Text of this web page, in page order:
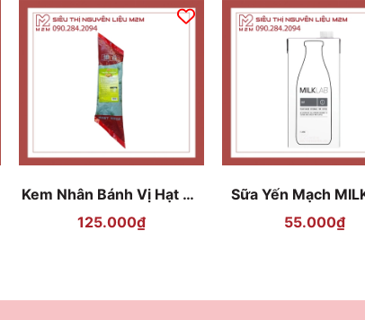
Kem Nhân Bánh Vị Hạt Dẻ
Cười RICH'S gói 1kg
125.000₫
Sữa Yến Mạch
1L
55.000₫